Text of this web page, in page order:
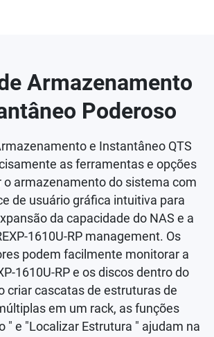
Armazenamento
Poderoso
e Instantâneo QTS
as ferramentas e opções
o armazenamento do sistema com
de usuário gráfica intuitiva para
da capacidade do NAS e a
1610U-RP management. Os
podem facilmente monitorar a
1610U-RP e os discos dentro do
criar cascatas de estruturas de
em um rack, as funções
" e "Localizar Estrutura " ajudam na